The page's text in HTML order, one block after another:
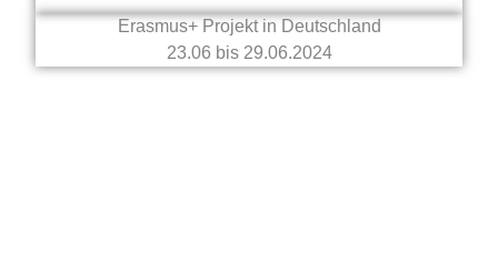
Erasmus+ Projekt in Deutschland
23.06 bis 29.06.2024